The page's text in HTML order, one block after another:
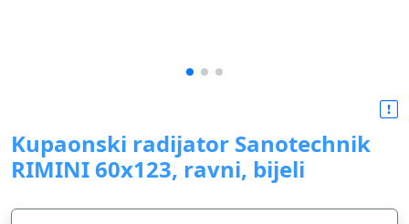
Kupaonski radijator Sanotechnik
RIMINI 60x123, ravni, bijeli